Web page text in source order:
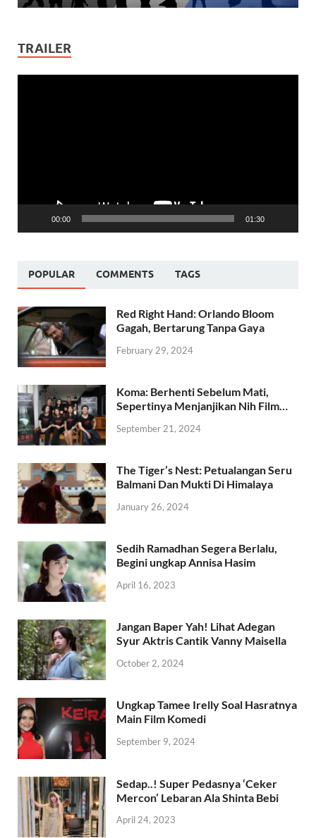
TRAILER
00:00 01:30
POPULAR COMMENTS TAGS
Red Right Hand: Orlando Bloom
Gagah, Bertarung Tanpa Gaya
February 29, 2024
Koma: Berhenti Sebelum Mati,
Sepertinya Menjanjikan Nih Film…
September 21, 2024
The Tiger’s Nest: Petualangan Seru
Balmani Dan Mukti Di Himalaya
January 26, 2024
Sedih Ramadhan Segera Berlalu,
Begini ungkap Annisa Hasim
April 16, 2023
Jangan Baper Yah! Lihat Adegan
Syur Aktris Cantik Vanny Maisella
October 2, 2024
Ungkap Tamee Irelly Soal Hasratnya
Main Film Komedi
September 9, 2024
Sedap..! Super Pedasnya ‘Ceker
Mercon’ Lebaran Ala Shinta Bebi
April 24, 2023